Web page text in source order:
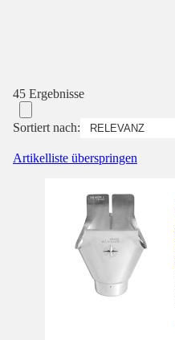
45 Ergebnisse
Sortiert nach:
Artikelliste überspringen